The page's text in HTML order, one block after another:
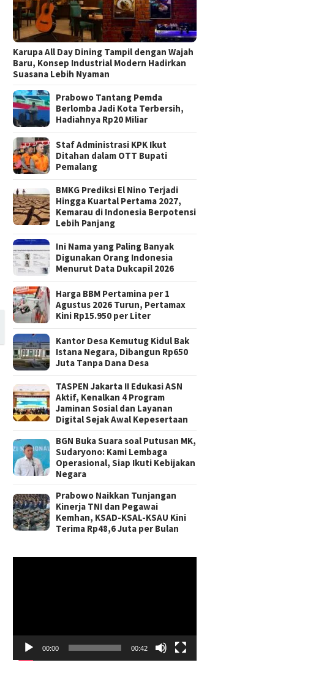
Karupa All Day Dining Tampil dengan Wajah
Baru, Konsep Industrial Modern Hadirkan
Suasana Lebih Nyaman
Prabowo Tantang Pemda
Berlomba Jadi Kota Terbersih,
Hadiahnya Rp20 Miliar
Staf Administrasi KPK Ikut
Ditahan dalam OTT Bupati
Pemalang
BMKG Prediksi El Nino Terjadi
Hingga Kuartal Pertama 2027,
Kemarau di Indonesia Berpotensi
Lebih Panjang
Ini Nama yang Paling Banyak
Digunakan Orang Indonesia
Menurut Data Dukcapil 2026
Harga BBM Pertamina per 1
Agustus 2026 Turun, Pertamax
Kini Rp15.950 per Liter
Kantor Desa Kemutug Kidul Bak
Istana Negara, Dibangun Rp650
Juta Tanpa Dana Desa
TASPEN Jakarta II Edukasi ASN
Aktif, Kenalkan 4 Program
Jaminan Sosial dan Layanan
Digital Sejak Awal Kepesertaan
BGN Buka Suara soal Putusan MK,
Sudaryono: Kami Lembaga
Operasional, Siap Ikuti Kebijakan
Negara
Prabowo Naikkan Tunjangan
Kinerja TNI dan Pegawai
Kemhan, KSAD-KSAL-KSAU Kini
Terima Rp48,6 Juta per Bulan
00:00 00:42